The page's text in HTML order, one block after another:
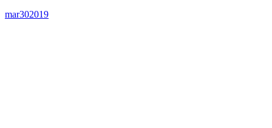
mar302019